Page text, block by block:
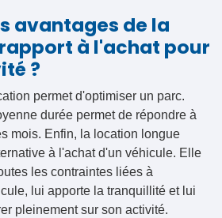
avantages de la
à l'achat pour
?
permet d'optimiser un parc.
durée permet de répondre à
mois. Enfin, la location longue
à l'achat d'un véhicule. Elle
les contraintes liées à
lui apporte la tranquillité et lui
pleinement sur son activité.